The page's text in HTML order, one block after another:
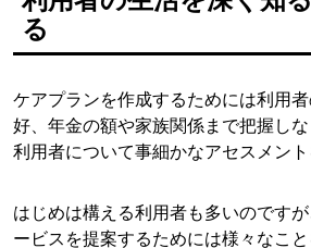
る
ケアプランを作成するためには利用
好、年金の額や家族関係まで把握し
利用者について事細かなアセスメント
はじめは構える利用者も多いのです
ービスを提案するためには様々なこ